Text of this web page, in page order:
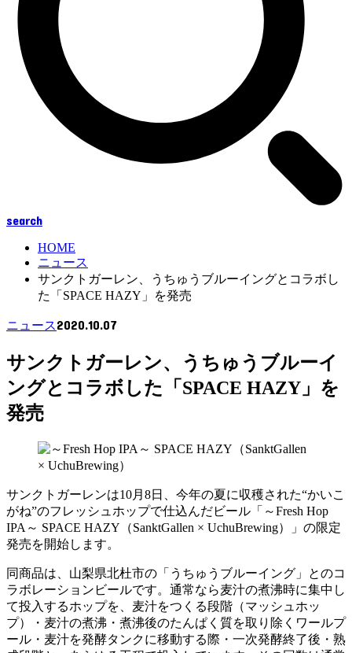
search
HOME
ニュース
サンクトガーレン、うちゅうブルーイングとコラボし
た「SPACE HAZY」を発売
ニュース2020.10.07
サンクトガーレン、うちゅうブルーイ
ングとコラボした「SPACE HAZY」を
発売
サンクトガーレンは10月8日、今年の夏に収穫された“かいこ
がね”のフレッシュホップで仕込んだビール「～Fresh Hop
IPA～ SPACE HAZY（SanktGallen × UchuBrewing）」の限定
発売を開始します。
同商品は、山梨県北杜市の「うちゅうブルーイング」とのコ
ラボレーションビールです。通常なら麦汁の煮沸時に集中し
て投入するホップを、麦汁をつくる段階（マッシュホッ
プ）・麦汁の煮沸・煮沸後のたんぱく質を取り除くワールプ
ール・麦汁を発酵タンクに移動する際・一次発酵終了後・熟